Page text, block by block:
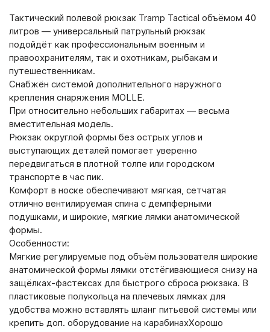
Тактический полевой рюкзак Tramp Tactical объёмом 40
литров — универсальный патрульный рюкзак
подойдёт как профессиональным военным и
правоохранителям, так и охотникам, рыбакам и
путешественникам.
Снабжён системой дополнительного наружного
крепления снаряжения MOLLE.
При относительно небольших габаритах — весьма
вместительная модель.
Рюкзак округлой формы без острых углов и
выступающих деталей помогает уверенно
передвигаться в плотной толпе или городском
транспорте в час пик.
Комфорт в носке обеспечивают мягкая, сетчатая
отлично вентилируемая спина с демпферными
подушками, и широкие, мягкие лямки анатомической
формы.
Особенности:
Мягкие регулируемые под объём пользователя широкие
анатомической формы лямки отстёгивающиеся снизу на
защёлках-фастексах для быстрого сброса рюкзака. В
пластиковые полукольца на плечевых лямках для
удобства можно вставлять шланг питьевой системы или
крепить доп. оборудование на карабинахХорошо